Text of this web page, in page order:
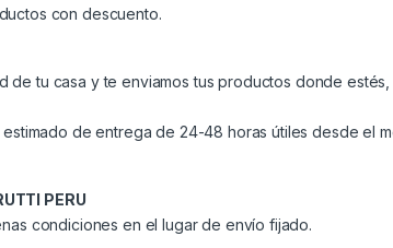
con descuento.
tu casa y te enviamos tus productos donde estés,
de entrega de 24-48 horas útiles desde el
PERU
condiciones en el lugar de envío fijado.